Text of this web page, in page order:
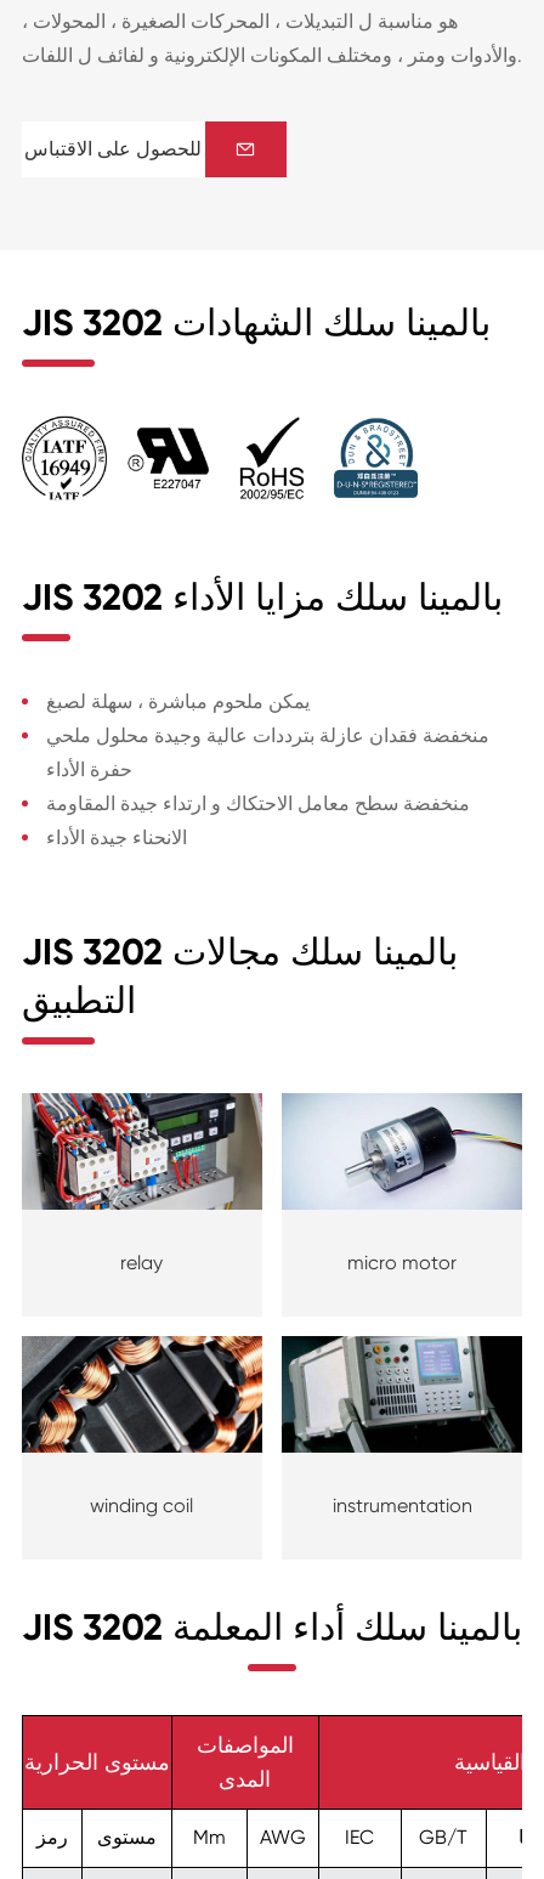
هو مناسبة ل التبديلات ، المحركات الصغيرة ، المحولات ،
والأدوات ومتر ، ومختلف المكونات الإلكترونية و لفائف ل اللفات.
للحصول على الاقتباس 
JIS 3202 بالمينا سلك الشهادات
JIS 3202 بالمينا سلك مزايا الأداء
يمكن ملحوم مباشرة ، سهلة لصبغ
منخفضة فقدان عازلة بترددات عالية وجيدة محلول ملحي
حفرة الأداء
منخفضة سطح معامل الاحتكاك و ارتداء جيدة المقاومة
الانحناء جيدة الأداء
JIS 3202 بالمينا سلك مجالات
التطبيق
relay micro motor
winding coil instrumentation
JIS 3202 بالمينا سلك أداء المعلمة
مستوى الحرارية
المواصفات
المدى
القياسية
رمز مستوى Mm AWG IEC GB/T